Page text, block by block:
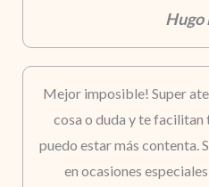
Hugo
Mejor imposible! Super
cosa o duda y te facilitan
puedo estar más contenta.
en ocasiones